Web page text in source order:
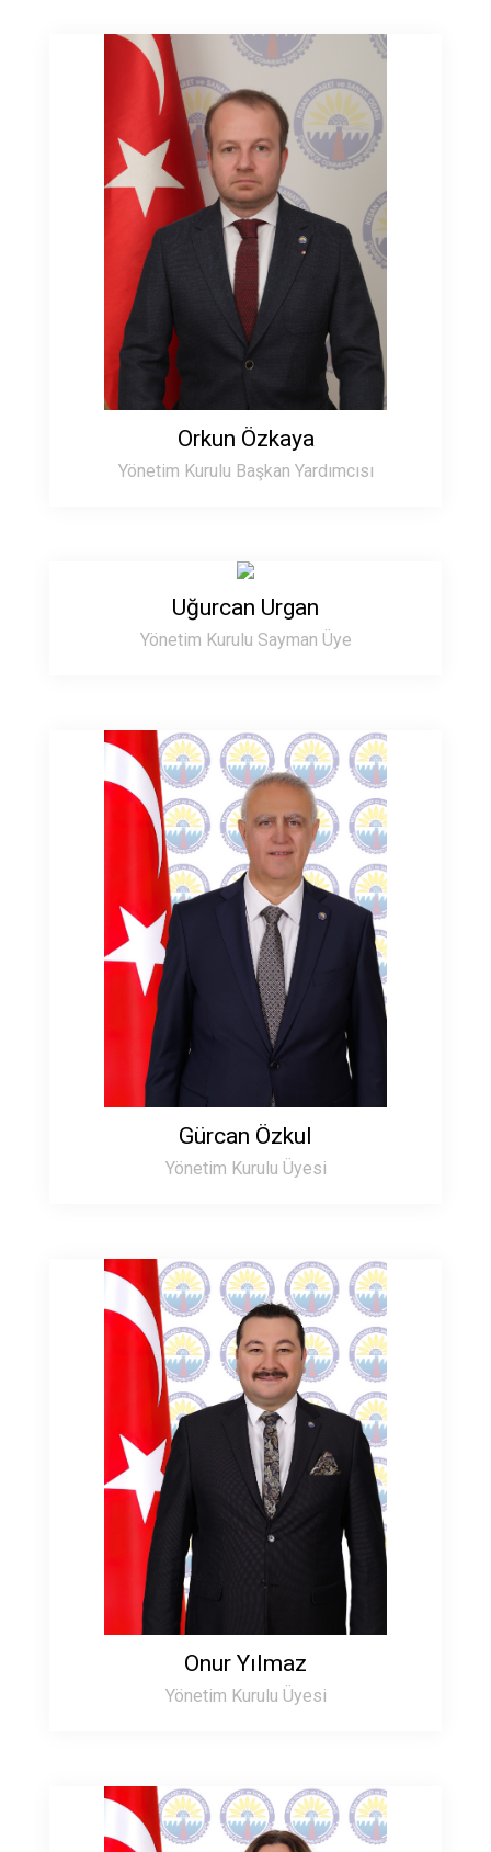
Orkun Özkaya
Yönetim Kurulu Başkan Yardımcısı
Uğurcan Urgan
Yönetim Kurulu Sayman Üye
Gürcan Özkul
Yönetim Kurulu Üyesi
Onur Yılmaz
Yönetim Kurulu Üyesi